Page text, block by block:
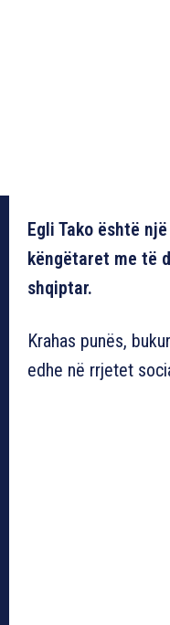
Egli Tako është
këngëtaret me të
shqiptar.
Krahas punës,
edhe në rrjetet